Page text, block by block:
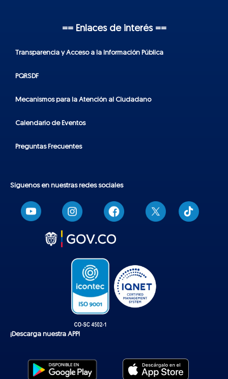
== Enlaces de interés ==
Transparencia y Acceso a la Información Pública
PQRSDF
Mecanismos para la Atención al Ciudadano
Calendario de Eventos
Preguntas Frecuentes
Síguenos en nuestras redes sociales
T
i
k
¡Descarga nuestra APP!